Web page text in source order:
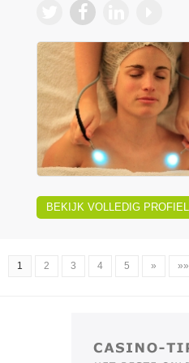
BEKIJK VOLLEDIG PROFIEL
1 2 3 4 5 » »»